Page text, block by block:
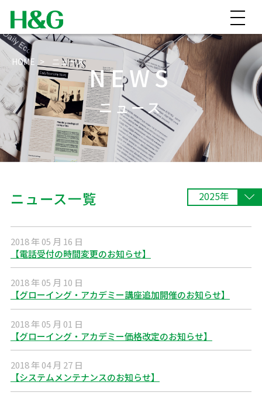
HOME ニュース NEWS
ニュース
ニュース一覧 2025年
2018 年 05 月 16 日
【電話受付の時間変更のお知らせ】
2018 年 05 月 10 日
【グローイング・アカデミー講座追加開催のお知らせ】
2018 年 05 月 01 日
【グローイング・アカデミー価格改定のお知らせ】
2018 年 04 月 27 日
【システムメンテナンスのお知らせ】